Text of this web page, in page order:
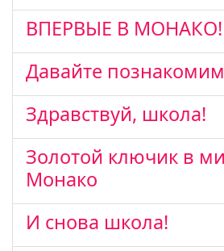
ВПЕРВЫЕ В МОНАКО!
Давайте
Здравствуй, школа!
Золотой ключик в
Монако
И снова школа!